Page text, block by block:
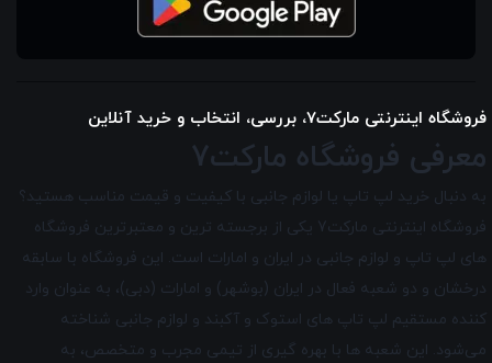
فروشگاه اینترنتی مارکت7، بررسی، انتخاب و خرید آنلاین
معرفی فروشگاه مارکت7
به دنبال خرید لپ تاپ یا لوازم جانبی با کیفیت و قیمت مناسب هستید؟
فروشگاه اینترنتی مارکت7 یکی از برجسته ترین و معتبرترین فروشگاه
های لپ تاپ و لوازم جانبی در ایران و امارات است. این فروشگاه با سابقه
درخشان و دو شعبه فعال در ایران (بوشهر) و امارات (دبی)، به عنوان وارد
کننده مستقیم لپ تاپ های استوک و آکبند و لوازم جانبی شناخته
می‌شود. این شعبه ها با بهره گیری از تیمی مجرب و متخصص، به